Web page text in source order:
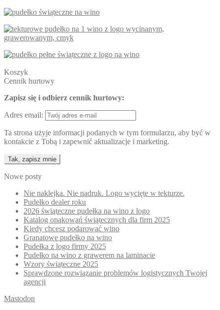
Koszyk
Cennik hurtowy
Zapisz się i odbierz cennik hurtowy:
Adres email:
Ta strona użyje informacji podanych w tym formularzu, aby być w
kontakcie z Tobą i zapewnić aktualizacje i marketing.
Nowe posty
Nie naklejka. Nie nadruk. Logo wycięte w tekturze.
Pudełko dealer roku
2026 świąteczne pudełka na wino z logo
Katalog opakowań świątecznych dla firm 2025
Kiedy chcesz podarować wino
Granatowe pudełko na wino
Pudełka z logo firmy 2025
Pudełko na wino z grawerem na laminacie
Wzory świąteczne 2025
Sprawdzone rozwiązanie problemów logistycznych Twojej
agencji
Mastodon